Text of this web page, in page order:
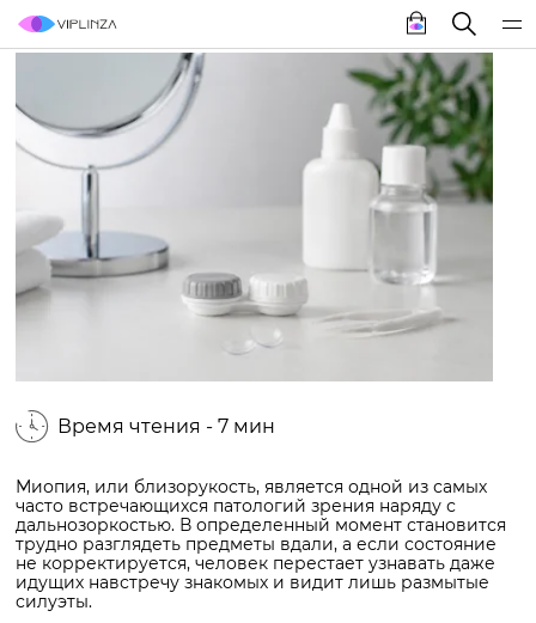
Время чтения - 7 мин
Миопия, или близорукость, является одной из самых
часто встречающихся патологий зрения наряду с
дальнозоркостью. В определенный момент становится
трудно разглядеть предметы вдали, а если состояние
не корректируется, человек перестает узнавать даже
идущих навстречу знакомых и видит лишь размытые
силуэты.